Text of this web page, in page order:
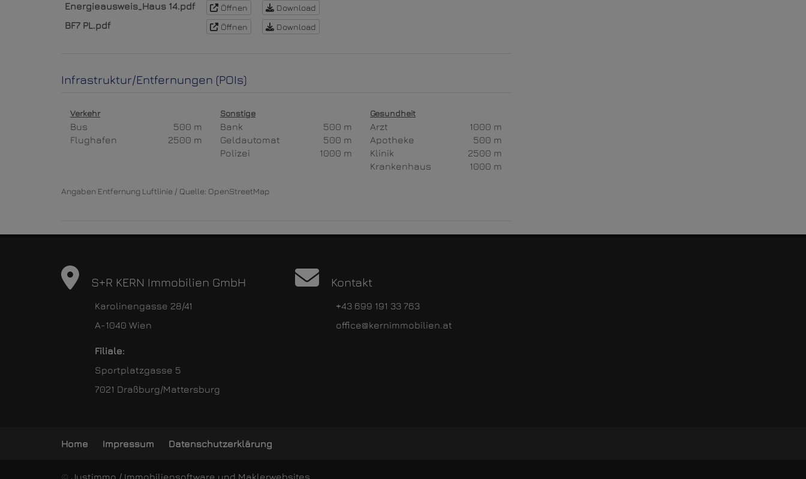
Energieausweis_Haus 14.pdf Öffnen Download
BF7 PL.pdf Öffnen Download
Infrastruktur/Entfernungen (POIs)
Verkehr
Bus
500 m
Flughafen
2500 m
Sonstige
Bank
500 m
Geldautomat
500 m
Polizei
1000 m
Gesundheit
Arzt
1000 m
Apotheke
500 m
Klinik
2500 m
Krankenhaus
1000 m
Angaben Entfernung Luftlinie / Quelle: OpenStreetMap
S+R KERN Immobilien GmbH
Karolinengasse 28/41
A-1040 Wien
Filiale:
Sportplatzgasse 5
7021 Draßburg/Mattersburg
Kontakt
+43 699 191 33 763
office@kernimmobilien.at
Home Impressum Datenschutzerklärung
© Justimmo / Immobiliensoftware und Maklerwebsites